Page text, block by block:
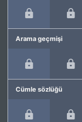
Arama geçmişi
Cümle sözlüğü